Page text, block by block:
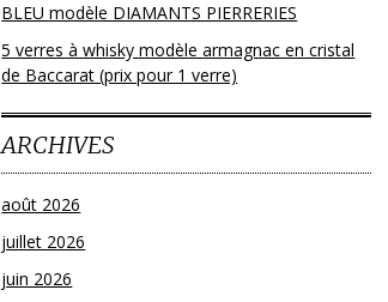
BLEU modèle DIAMANTS PIERRERIES
5 verres à whisky modèle armagnac en cristal
de Baccarat (prix pour 1 verre)
ARCHIVES
août 2026
juillet 2026
juin 2026